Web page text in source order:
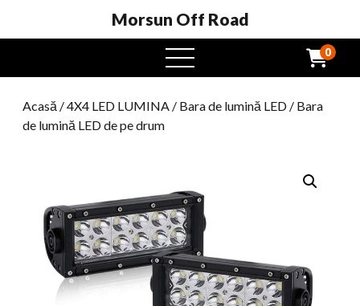
Morsun Off Road
Meniu
Deschide
0
Acasă /4X4 LED LUMINA / Bara de lumină LED / Bara
de lumină LED de pe drum